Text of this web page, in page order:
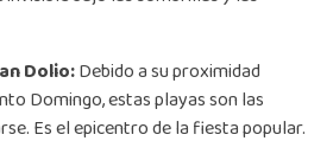
Dolio:Debido a su proximidad
Domingo, estas playas son las
Es el epicentro de la fiesta popular.